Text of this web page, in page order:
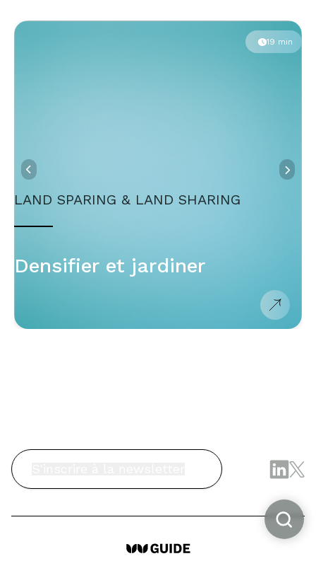
19 min
LAND SPARING & LAND SHARING
Densifier et jardiner